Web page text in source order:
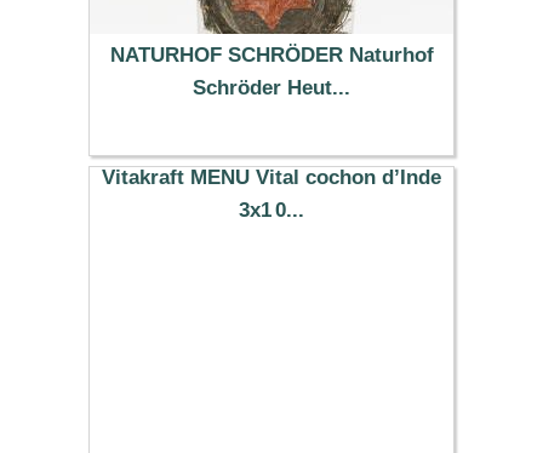
NATURHOF SCHRÖDER Naturhof
Schröder Heut...
2.99 €
Vitakraft MENU Vital cochon d’Inde
3x1 0...